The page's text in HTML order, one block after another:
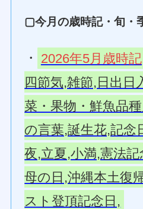
▢今月の歳時記・旬・
・ 2026年5月歳時
四節気,雑節,日出日
菜・果物・鮮魚品
の言葉,誕生花,記念
夜,立夏,小満,憲法
母の日,沖縄本土復
スト登頂記念日,